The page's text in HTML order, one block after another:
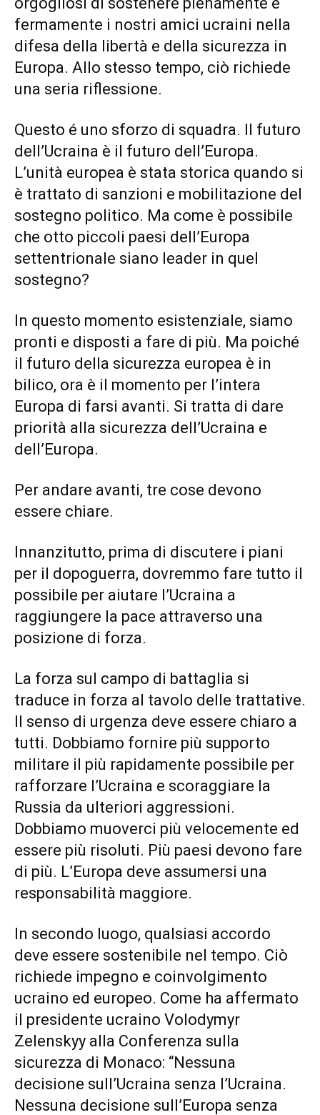
fermamente i nostri amici ucraini nella
difesa della libertà e della sicurezza in
Europa. Allo stesso tempo, ciò richiede
una seria riflessione.
Questo é uno sforzo di squadra. Il futuro
dell’Ucraina è il futuro dell’Europa.
L’unità europea è stata storica quando si
è trattato di sanzioni e mobilitazione del
sostegno politico. Ma come è possibile
che otto piccoli paesi dell’Europa
settentrionale siano leader in quel
sostegno?
In questo momento esistenziale, siamo
pronti e disposti a fare di più. Ma poiché
il futuro della sicurezza europea è in
bilico, ora è il momento per l’intera
Europa di farsi avanti. Si tratta di dare
priorità alla sicurezza dell’Ucraina e
dell’Europa.
Per andare avanti, tre cose devono
essere chiare.
Innanzitutto, prima di discutere i piani
per il dopoguerra, dovremmo fare tutto il
possibile per aiutare l’Ucraina a
raggiungere la pace attraverso una
posizione di forza.
La forza sul campo di battaglia si
traduce in forza al tavolo delle trattative.
Il senso di urgenza deve essere chiaro a
tutti. Dobbiamo fornire più supporto
militare il più rapidamente possibile per
rafforzare l’Ucraina e scoraggiare la
Russia da ulteriori aggressioni.
Dobbiamo muoverci più velocemente ed
essere più risoluti. Più paesi devono fare
di più. L’Europa deve assumersi una
responsabilità maggiore.
In secondo luogo, qualsiasi accordo
deve essere sostenibile nel tempo. Ciò
richiede impegno e coinvolgimento
ucraino ed europeo. Come ha affermato
il presidente ucraino Volodymyr
Zelenskyy alla Conferenza sulla
sicurezza di Monaco: “Nessuna
decisione sull’Ucraina senza l’Ucraina.
Nessuna decisione sull’Europa senza